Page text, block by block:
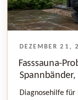
DEZEMBER 21,
Fasssauna-
Diagnosehilfe für